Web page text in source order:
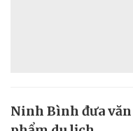
Ninh Bình đưa văn